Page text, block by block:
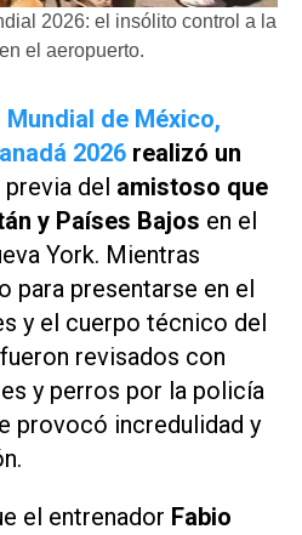
2026: el insólito control a la
el aeropuerto.
Mundial de México,
2026 realizó un
previa del amistoso que
y Países Bajos en el
York. Mientras
para presentarse en el
y el cuerpo técnico del
revisados con
y perros por la policía
provocó incredulidad y
el entrenador Fabio